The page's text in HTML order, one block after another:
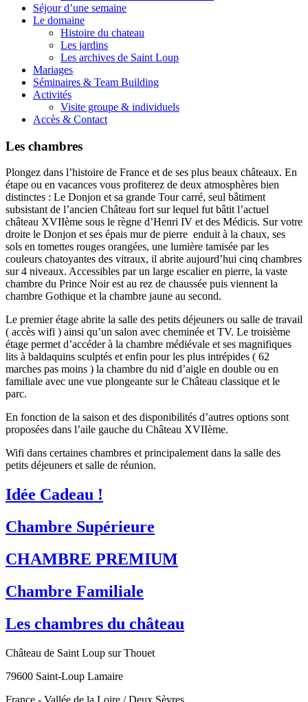
Séjour d’une semaine
Le domaine
Histoire du chateau
Les jardins
Les archives de Saint Loup
Mariages
Séminaires & Team Building
Activités
Visite groupe & individuels
Accès & Contact
Les chambres
Plongez dans l’histoire de France et de ses plus beaux châteaux. En
étape ou en vacances vous profiterez de deux atmosphères bien
distinctes : Le Donjon et sa grande Tour carré, seul bâtiment
subsistant de l’ancien Château fort sur lequel fut bâtit l’actuel
château XVIIème sous le règne d’Henri IV et des Médicis. Sur votre
droite le Donjon et ses épais mur de pierre enduit à la chaux, ses
sols en tomettes rouges orangées, une lumière tamisée par les
couleurs chatoyantes des vitraux, il abrite aujourd’hui cinq chambres
sur 4 niveaux. Accessibles par un large escalier en pierre, la vaste
chambre du Prince Noir est au rez de chaussée puis viennent la
chambre Gothique et la chambre jaune au second.
Le premier étage abrite la salle des petits déjeuners ou salle de travail
( accès wifi ) ainsi qu’un salon avec cheminée et TV. Le troisième
étage permet d’accéder à la chambre médiévale et ses magnifiques
lits à baldaquins sculptés et enfin pour les plus intrépides ( 62
marches pas moins ) la chambre du nid d’aigle en double ou en
familiale avec une vue plongeante sur le Château classique et le
parc.
En fonction de la saison et des disponibilités d’autres options sont
proposées dans l’aile gauche du Château XVIIème.
Wifi dans certaines chambres et principalement dans la salle des
petits déjeuners et salle de réunion.
Idée Cadeau !
Chambre Supérieure
CHAMBRE PREMIUM
Chambre Familiale
Les chambres du château
Château de Saint Loup sur Thouet
79600 Saint-Loup Lamaire
France - Vallée de la Loire / Deux Sèvres